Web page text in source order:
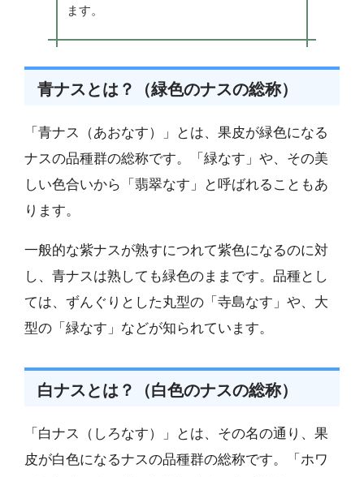
ます。
青ナスとは？（緑色のナスの総称）
「青ナス（あおなす）」とは、果皮が緑色になる
ナスの品種群の総称です。「緑なす」や、その美
しい色合いから「翡翠なす」と呼ばれることもあ
ります。
一般的な紫ナスが熟すにつれて紫色になるのに対
し、青ナスは熟しても緑色のままです。品種とし
ては、ずんぐりとした丸型の「寺島なす」や、大
型の「緑なす」などが知られています。
白ナスとは？（白色のナスの総称）
「白ナス（しろなす）」とは、その名の通り、果
皮が白色になるナスの品種群の総称です。「ホワ